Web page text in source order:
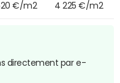
€/m2 4 225 €/m2
directement par e-